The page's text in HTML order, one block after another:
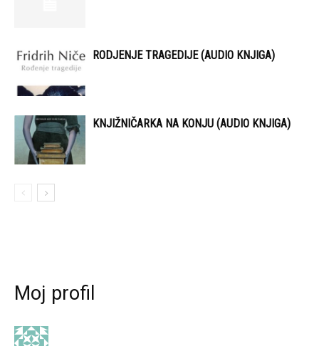
RODJENJE TRAGEDIJE (AUDIO KNJIGA)
KNJIŽNIČARKA NA KONJU (AUDIO KNJIGA)
Moj profil